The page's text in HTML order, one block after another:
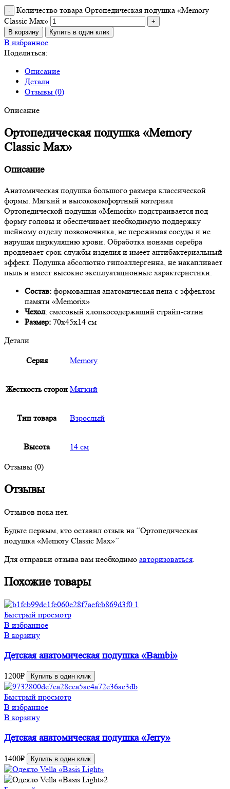
Количество товара Ортопедическая подушка «Memory
Classic Max»
В корзину Купить в один клик
В избранное
Поделиться:
Описание
Детали
Отзывы (0)
Описание
Ортопедическая подушка «Memory
Classic Max»
Описание
Анатомическая подушка большого размера классической
формы. Мягкий и высококомфортный материал
Ортопедической подушки «Memorix» подстраивается под
форму головы и обеспечивает необходимую поддержку
шейному отделу позвоночника, не пережимая сосуды и не
нарушая циркуляцию крови. Обработка ионами серебра
продлевает срок службы изделия и имеет антибактериальный
эффект. Подушка абсолютно гипоаллергенна, не накапливает
пыль и имеет высокие эксплуатационные характеристики.
Состав: формованная анатомическая пена с эффектом
памяти «Memorix»
Чехол: смесовый хлопкосодержащий страйп-сатин
Размер: 70х45х14 см
Детали
Серия Memory
Жесткость сторон Мягкий
Тип товара Взрослый
Высота 14 см
Отзывы (0)
Отзывы
Отзывов пока нет.
Будьте первым, кто оставил отзыв на “Ортопедическая
подушка «Memory Classic Max»”
Для отправки отзыва вам необходимо авторизоваться.
Похожие товары
Быстрый просмотр
В избранное
В корзину
Детская анатомическая подушка «Bambi»
1200₽ Купить в один клик
Быстрый просмотр
В избранное
В корзину
Детская анатомическая подушка «Jerry»
1400₽ Купить в один клик